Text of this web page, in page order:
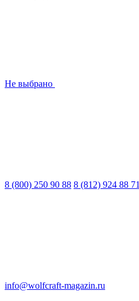
Не выбрано
8 (800) 250 90 88 8 (812) 924 88 71
info@wolfcraft-magazin.ru